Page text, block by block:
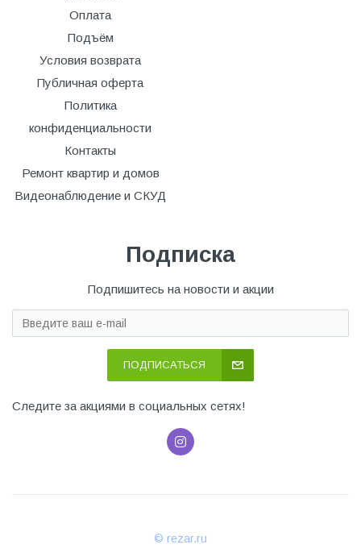
Оплата
Подъём
Условия возврата
Публичная оферта
Политика
конфиденциальности
Контакты
Ремонт квартир и домов
Видеонаблюдение и СКУД
Подписка
Подпишитесь на новости и акции
ПОДПИСАТЬСЯ
Следите за акциями в социальных сетях!
© rezar.ru